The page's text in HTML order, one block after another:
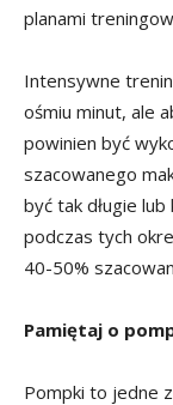
planami
Intensywne
ośmiu minut, ale
powinien być
szacowanego
być tak długie
podczas tych
40-50%
Pamiętaj o
Pompki to jedne